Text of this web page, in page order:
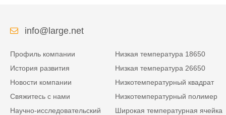
info@large.net
Профиль компании
История развития
Новости компании
Свяжитесь с нами
Научно-исследовательский
Низкая температура 18650
Низкая температура 26650
Низкотемпературный квадрат
Низкотемпературный полимер
Широкая температурная ячейка